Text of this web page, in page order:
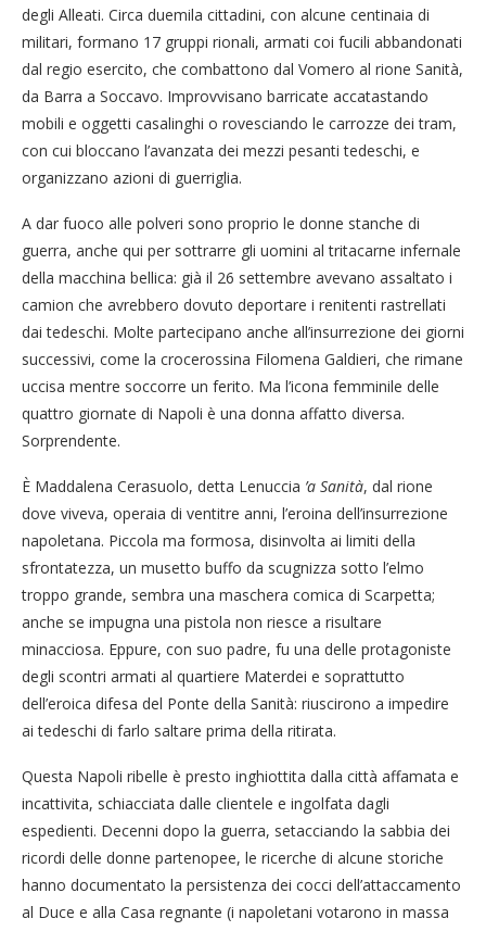
degli Alleati. Circa duemila cittadini, con alcune centinaia di
militari, formano 17 gruppi rionali, armati coi fucili abbandonati
dal regio esercito, che combattono dal Vomero al rione Sanità,
da Barra a Soccavo. Improvvisano barricate accatastando
mobili e oggetti casalinghi o rovesciando le carrozze dei tram,
con cui bloccano l’avanzata dei mezzi pesanti tedeschi, e
organizzano azioni di guerriglia.
A dar fuoco alle polveri sono proprio le donne stanche di
guerra, anche qui per sottrarre gli uomini al tritacarne infernale
della macchina bellica: già il 26 settembre avevano assaltato i
camion che avrebbero dovuto deportare i renitenti rastrellati
dai tedeschi. Molte partecipano anche all’insurrezione dei giorni
successivi, come la crocerossina Filomena Galdieri, che rimane
uccisa mentre soccorre un ferito. Ma l’icona femminile delle
quattro giornate di Napoli è una donna affatto diversa.
Sorprendente.
È Maddalena Cerasuolo, detta Lenuccia ’a Sanità, dal rione
dove viveva, operaia di ventitre anni, l’eroina dell’insurrezione
napoletana. Piccola ma formosa, disinvolta ai limiti della
sfrontatezza, un musetto buffo da scugnizza sotto l’elmo
troppo grande, sembra una maschera comica di Scarpetta;
anche se impugna una pistola non riesce a risultare
minacciosa. Eppure, con suo padre, fu una delle protagoniste
degli scontri armati al quartiere Materdei e soprattutto
dell’eroica difesa del Ponte della Sanità: riuscirono a impedire
ai tedeschi di farlo saltare prima della ritirata.
Questa Napoli ribelle è presto inghiottita dalla città affamata e
incattivita, schiacciata dalle clientele e ingolfata dagli
espedienti. Decenni dopo la guerra, setacciando la sabbia dei
ricordi delle donne partenopee, le ricerche di alcune storiche
hanno documentato la persistenza dei cocci dell’attaccamento
al Duce e alla Casa regnante (i napoletani votarono in massa